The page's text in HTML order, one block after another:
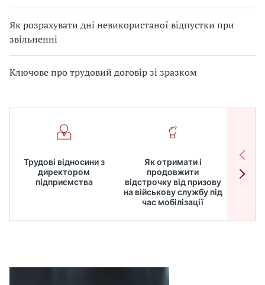
Як розрахувати дні невикористаної відпустки при
звільненні
Ключове про трудовий договір зі зразком
Трудові відносини з
директором
підприємства
Як отримати і
продовжити
відстрочку від призову
на військову службу під
час мобілізації